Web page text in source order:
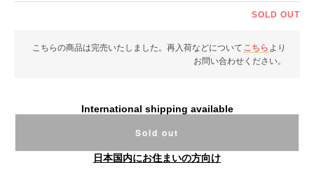
SOLD OUT
こちらの商品は完売いたしました。再入荷などについて こちら より
お問い合わせください。
International shipping available
Sold out
日本国内にお住まいの方向け